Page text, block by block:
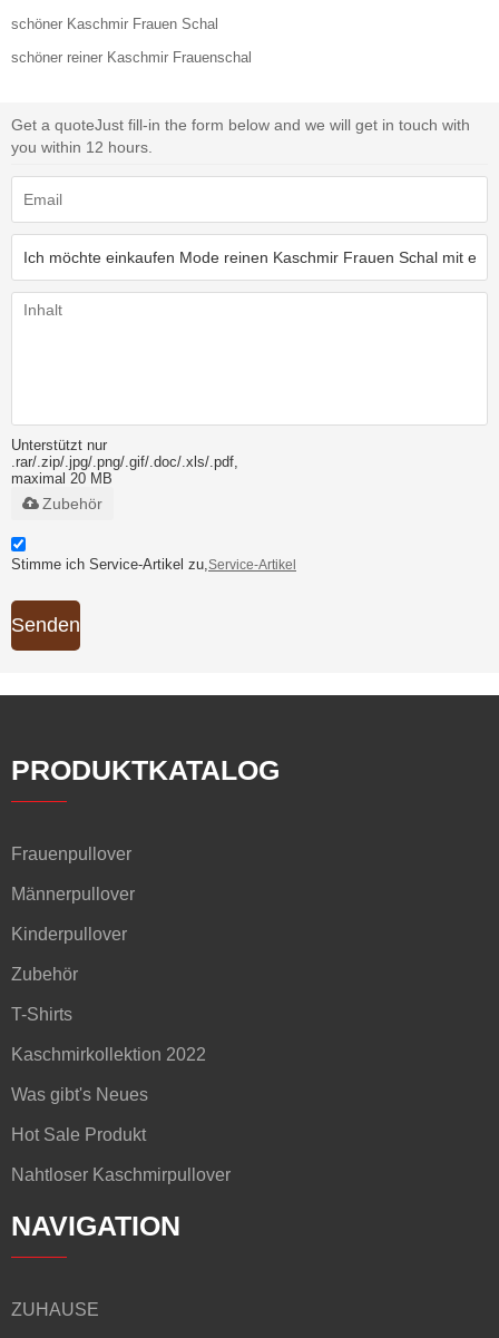
schöner Kaschmir Frauen Schal
schöner reiner Kaschmir Frauenschal
Get a quoteJust fill-in the form below and we will get in touch with
you within 12 hours.
Unterstützt nur
.rar/.zip/.jpg/.png/.gif/.doc/.xls/.pdf,
maximal 20 MB
Zubehör
Stimme ich Service-Artikel zu, Service-Artikel
Senden
PRODUKTKATALOG
Frauenpullover
Männerpullover
Kinderpullover
Zubehör
T-Shirts
Kaschmirkollektion 2022
Was gibt's Neues
Hot Sale Produkt
Nahtloser Kaschmirpullover
NAVIGATION
ZUHAUSE